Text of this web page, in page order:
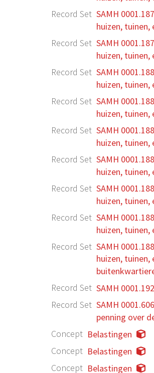
Record Set SAMH
huizen, tuinen,
Record Set SAMH
huizen, tuinen,
Record Set SAMH
huizen, tuinen,
Record Set SAMH
huizen, tuinen,
Record Set SAMH
huizen, tuinen,
Record Set SAMH
huizen, tuinen,
Record Set SAMH
huizen, tuinen,
Record Set SAMH
huizen,
Record Set SAMH
huizen,
Record Set SAMH
Record Set SAMH
penning over
Concept Belastingen
Concept Belastingen
Concept Belastingen